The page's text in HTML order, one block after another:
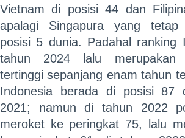
Vietnam di posisi 44 dan
apalagi Singapura yang
posisi 5 dunia. Padahal ranking
tahun 2024 lalu merupakan
tertinggi sepanjang enam tahun
Indonesia berada di posisi 87
2021; namun di tahun 2022
meroket ke peringkat 75, lalu